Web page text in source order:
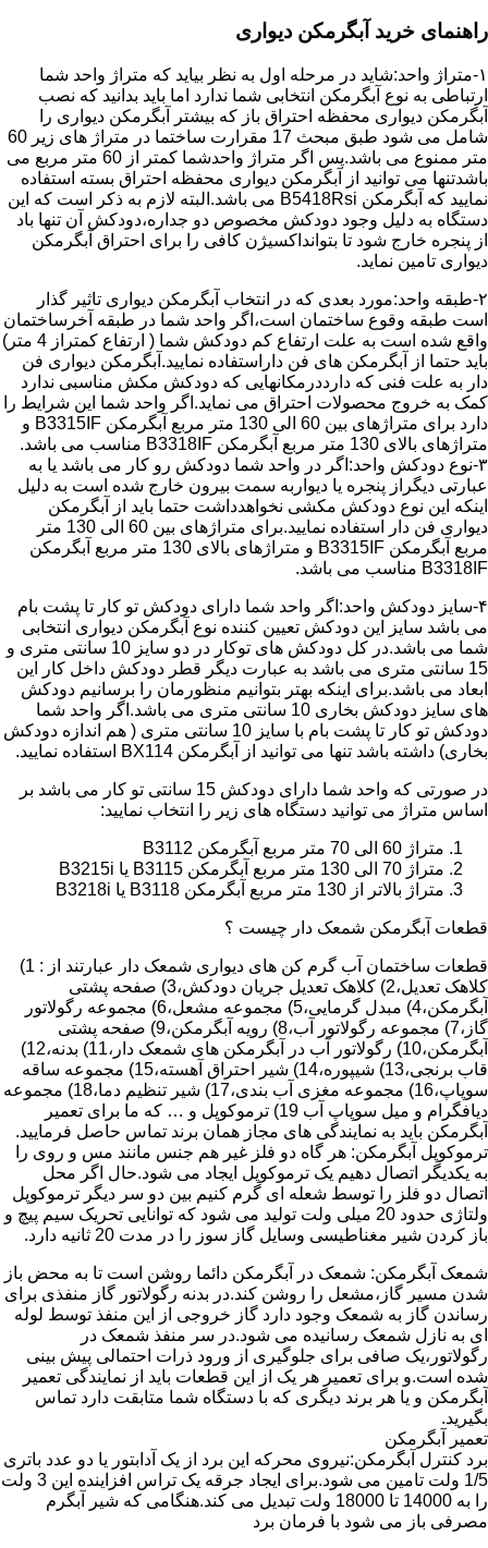
راهنمای خرید آبگرمکن دیواری
۱-متراژ واحد:شاید در مرحله اول به نظر بیاید که متراژ واحد شما
ارتباطی به نوع آبگرمکن انتخابی شما ندارد اما باید بدانید که نصب
آبگرمکن دیواری محفظه احتراق باز که بیشتر آبگرمکن دیواری را
شامل می شود طبق مبحث 17 مقرارت ساختما در متراژ های زیر 60
متر ممنوع می باشد.پس اگر متراژ واحدشما کمتر از 60 متر مربع می
باشدتنها می توانید از آبگرمکن دیواری محفظه احتراق بسته استفاده
نمایید که آبگرمکن B5418Rsi می باشد.البته لازم به ذکر است که این
دستگاه به دلیل وجود دودکش مخصوص دو جداره،دودکش آن تنها باد
از پنجره خارج شود تا بتوانداکسیژن کافی را برای احتراق آبگرمکن
دیواری تامین نماید.
۲-طبقه واحد:مورد بعدی که در انتخاب آبگرمکن دیواری تاثیر گذار
است طبقه وقوع ساختمان است،اگر واحد شما در طبقه آخرساختمان
واقع شده است به علت ارتفاع کم دودکش شما ( ارتفاع کمتراز 4 متر)
باید حتما از آبگرمکن های فن داراستفاده نمایید.آبگرمکن دیواری فن
دار به علت فنی که دارددرمکانهایی که دودکش مکش مناسبی ندارد
کمک به خروج محصولات احتراق می نماید.اگر واحد شما این شرایط را
دارد برای متراژهای بین 60 الی 130 متر مربع آبگرمکن B3315IF و
متراژهای بالای 130 متر مربع آبگرمکن B3318IF مناسب می باشد.
۳-نوع دودکش واحد:اگر در واحد شما دودکش رو کار می باشد یا به
عبارتی دیگراز پنجره یا دیواربه سمت بیرون خارج شده است به دلیل
اینکه این نوع دودکش مکشی نخواهدداشت حتما باید از آبگرمکن
دیواری فن دار استفاده نمایید.برای متراژهای بین 60 الی 130 متر
مربع آبگرمکن B3315IF و متراژهای بالای 130 متر مربع آبگرمکن
B3318IF مناسب می باشد.
۴-سایز دودکش واحد:اگر واحد شما دارای دودکش تو کار تا پشت بام
می باشد سایز این دودکش تعیین کننده نوع آبگرمکن دیواری انتخابی
شما می باشد.در کل دودکش های توکار در دو سایز 10 سانتی متری و
15 سانتی متری می باشد به عبارت دیگر قطر دودکش داخل کار این
ابعاد می باشد.برای اینکه بهتر بتوانیم منظورمان را برسانیم دودکش
های سایز دودکش بخاری 10 سانتی متری می باشد.اگر واحد شما
دودکش تو کار تا پشت بام با سایز 10 سانتی متری ( هم اندازه دودکش
بخاری) داشته باشد تنها می توانید از آبگرمکن BX114 استفاده نمایید.
در صورتی که واحد شما دارای دودکش 15 سانتی تو کار می باشد بر
اساس متراژ می توانید دستگاه های زیر را انتخاب نمایید:
متراژ 60 الی 70 متر مربع آبگرمکن B3112
متراژ 70 الی 130 متر مربع آبگرمکن B3115 یا B3215i
متراژ بالاتر از 130 متر مربع آبگرمکن B3118 یا B3218i
قطعات آبگرمکن شمعک دار چیست ؟
قطعات ساختمان آب گرم کن های دیواری شمعک دار عبارتند از : 1)
کلاهک تعدیل،2) کلاهک تعدیل جریان دودکش،3) صفحه پشتی
آبگرمکن،4) مبدل گرمایی،5) مجموعه مشعل،6) مجموعه رگولاتور
گاز،7) مجموعه رگولاتور آب،8) رویه آبگرمکن،9) صفحه پشتی
آبگرمکن،10) رگولاتور آب در آبگرمکن های شمعک دار،11) بدنه،12)
قاب برنجی،13) شیپوره،14) شیر احتراق آهسته،15) مجموعه ساقه
سوپاپ،16) مجموعه مغزی آب بندی،17) شیر تنظیم دما،18) مجموعه
دیافگرام و میل سوپاپ آب 19) ترموکوپل و … که ما برای تعمیر
آبگرمکن باید به نمایندگی های مجاز همان برند تماس حاصل فرمایید.
ترموکوپل آبگرمکن: هر گاه دو فلز غیر هم جنس مانند مس و روی را
به یکدیگر اتصال دهیم یک ترموکوپل ایجاد می شود.حال اگر محل
اتصال دو فلز را توسط شعله ای گرم کنیم بین دو سر دیگر ترموکوپل
ولتاژی حدود 20 میلی ولت تولید می شود که توانایی تحریک سیم پیچ و
باز کردن شیر مغناطیسی وسایل گاز سوز را در مدت 20 ثانیه دارد.
شمعک آبگرمکن: شمعک در آبگرمکن دائما روشن است تا به محض باز
شدن مسیر گاز،مشعل را روشن کند.در بدنه رگولاتور گاز منفذی برای
رساندن گاز به شمعک وجود دارد گاز خروجی از این منفذ توسط لوله
ای به نازل شمعک رسانیده می شود.در سر منفذ شمعک در
رگولاتور،یک صافی برای جلوگیری از ورود ذرات احتمالی پیش بینی
شده است.و برای تعمیر هر یک از این قطعات باید از نمایندگی تعمیر
آبگرمکن و یا هر برند دیگری که با دستگاه شما متابقت دارد تماس
بگیرید.
تعمیر آبگرمکن
برد کنترل آبگرمکن:نیروی محرکه این برد از یک آدابتور یا دو عدد باتری
1/5 ولت تامین می شود.برای ایجاد جرقه یک تراس افزاینده این 3 ولت
را به 14000 تا 18000 ولت تبدیل می کند.هنگامی که شیر آبگرم
مصرفی باز می شود با فرمان برد